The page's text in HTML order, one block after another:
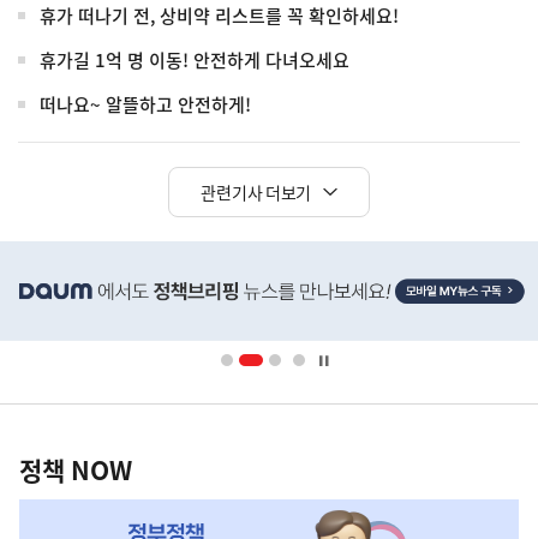
휴가 떠나기 전, 상비약 리스트를 꼭 확인하세요!
휴가길 1억 명 이동! 안전하게 다녀오세요
떠나요~ 알뜰하고 안전하게!
관련기사 더보기
단
배
영
책
NOW,
정책 NOW